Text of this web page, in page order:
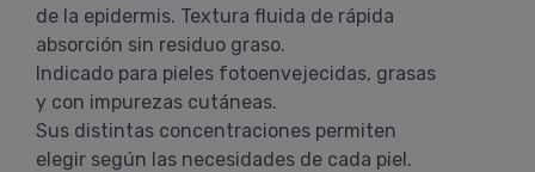
de la epidermis. Textura fluida de rápida
absorción sin residuo graso.
Indicado para pieles fotoenvejecidas, grasas
y con impurezas cutáneas.
Sus distintas concentraciones permiten
elegir según las necesidades de cada piel.